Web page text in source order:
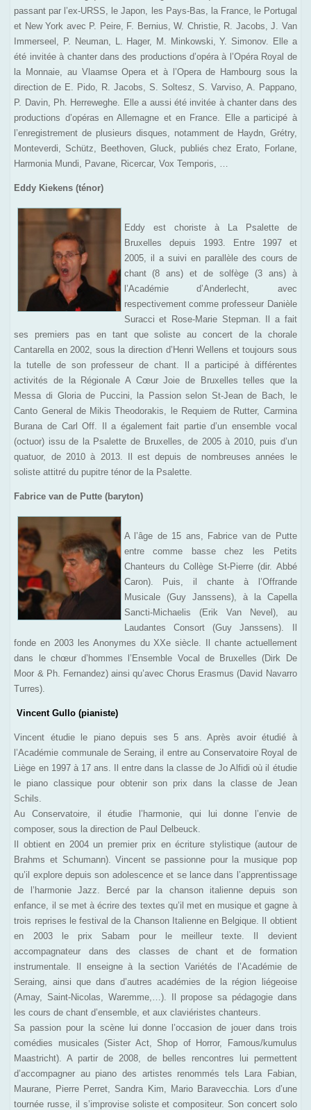
passant par l’ex-URSS, le Japon, les Pays-Bas, la France, le Portugal
et New York avec P. Peire, F. Bernius, W. Christie, R. Jacobs, J. Van
Immerseel, P. Neuman, L. Hager, M. Minkowski, Y. Simonov. Elle a
été invitée à chanter dans des productions d’opéra à l’Opéra Royal de
la Monnaie, au Vlaamse Opera et à l’Opera de Hambourg sous la
direction de E. Pido, R. Jacobs, S. Soltesz, S. Varviso, A. Pappano,
P. Davin, Ph. Herreweghe. Elle a aussi été invitée à chanter dans des
productions d’opéras en Allemagne et en France. Elle a participé à
l’enregistrement de plusieurs disques, notamment de Haydn, Grétry,
Monteverdi, Schütz, Beethoven, Gluck, publiés chez Erato, Forlane,
Harmonia Mundi, Pavane, Ricercar, Vox Temporis, …
Eddy Kiekens (ténor)
Eddy est choriste à La Psalette de
Bruxelles depuis 1993. Entre 1997 et
2005, il a suivi en parallèle des cours de
chant (8 ans) et de solfège (3 ans) à
l’Académie d’Anderlecht, avec
respectivement comme professeur Danièle
Suracci et Rose-Marie Stepman. Il a fait
ses premiers pas en tant que soliste au concert de la chorale
Cantarella en 2002, sous la direction d’Henri Wellens et toujours sous
la tutelle de son professeur de chant. Il a participé à différentes
activités de la Régionale A Cœur Joie de Bruxelles telles que la
Messa di Gloria de Puccini, la Passion selon St-Jean de Bach, le
Canto General de Mikis Theodorakis, le Requiem de Rutter, Carmina
Burana de Carl Off. Il a également fait partie d’un ensemble vocal
(octuor) issu de la Psalette de Bruxelles, de 2005 à 2010, puis d’un
quatuor, de 2010 à 2013. Il est depuis de nombreuses années le
soliste attitré du pupitre ténor de la Psalette.
Fabrice van de Putte (baryton)
A l’âge de 15 ans, Fabrice van de Putte
entre comme basse chez les Petits
Chanteurs du Collège St-Pierre (dir. Abbé
Caron). Puis, il chante à l’Offrande
Musicale (Guy Janssens), à la Capella
Sancti-Michaelis (Erik Van Nevel), au
Laudantes Consort (Guy Janssens). Il
fonde en 2003 les Anonymes du XXe siècle. Il chante actuellement
dans le chœur d’hommes l’Ensemble Vocal de Bruxelles (Dirk De
Moor & Ph. Fernandez) ainsi qu’avec Chorus Erasmus (David Navarro
Turres).
Vincent Gullo (pianiste)
Vincent étudie le piano depuis ses 5 ans. Après avoir étudié à
l’Académie communale de Seraing, il entre au Conservatoire Royal de
Liège en 1997 à 17 ans. Il entre dans la classe de Jo Alfidi où il étudie
le piano classique pour obtenir son prix dans la classe de Jean
Schils.
Au Conservatoire, il étudie l’harmonie, qui lui donne l’envie de
composer, sous la direction de Paul Delbeuck.
Il obtient en 2004 un premier prix en écriture stylistique (autour de
Brahms et Schumann). Vincent se passionne pour la musique pop
qu’il explore depuis son adolescence et se lance dans l’apprentissage
de l’harmonie Jazz. Bercé par la chanson italienne depuis son
enfance, il se met à écrire des textes qu’il met en musique et gagne à
trois reprises le festival de la Chanson Italienne en Belgique. Il obtient
en 2003 le prix Sabam pour le meilleur texte. Il devient
accompagnateur dans des classes de chant et de formation
instrumentale. Il enseigne à la section Variétés de l’Académie de
Seraing, ainsi que dans d’autres académies de la région liégeoise
(Amay, Saint-Nicolas, Waremme,…). Il propose sa pédagogie dans
les cours de chant d’ensemble, et aux claviéristes chanteurs.
Sa passion pour la scène lui donne l’occasion de jouer dans trois
comédies musicales (Sister Act, Shop of Horror, Famous/kumulus
Maastricht). A partir de 2008, de belles rencontres lui permettent
d’accompagner au piano des artistes renommés tels Lara Fabian,
Maurane, Pierre Perret, Sandra Kim, Mario Baravecchia. Lors d’une
tournée russe, il s’improvise soliste et compositeur. Son concert solo